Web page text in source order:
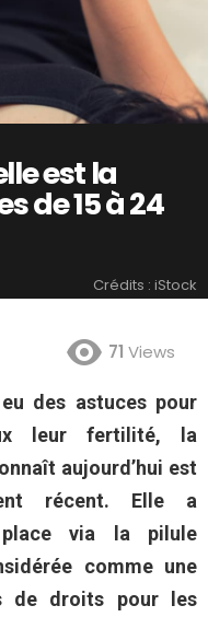
est la
de 15 à 24
Crédits : iStock
71 Views
des astuces pour
leur fertilité, la
aujourd’hui est
récent. Elle a
via la pilule
comme une
de droits pour les